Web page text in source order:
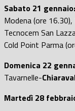
Sabato 21 gennaio:
Modena (ore
Tecnocem San
Cold Point Parma
Domenica 22
Tavarnelle-
Martedì 28